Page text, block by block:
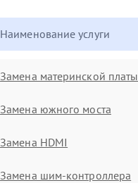
Наименование услуги
Замена материнской платы
Замена южного моста
Замена HDMI
Замена шим-контроллера